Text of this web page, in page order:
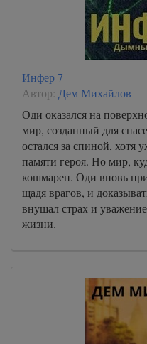
Инфер 7
Автор: Дем Михайлов
Оди оказался на
мир, созданный для
остался за спиной, хотя
памяти героя. Но мир,
кошмарен. Оди вновь
щадя врагов, и
внушал страх и
жизни.